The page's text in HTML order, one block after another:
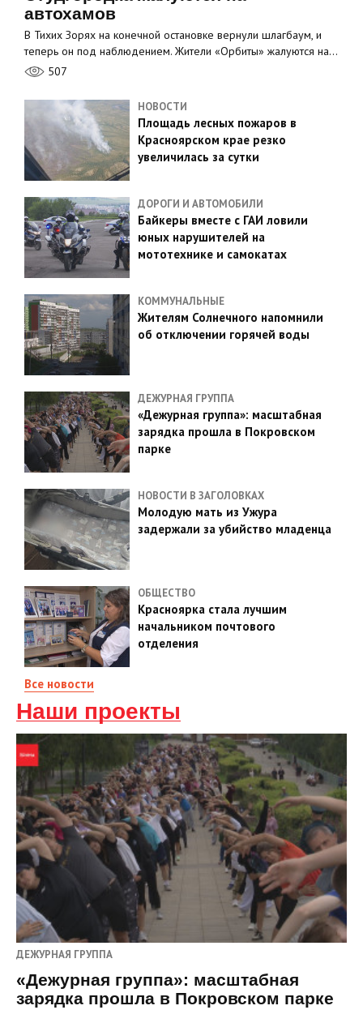
автохамов
В Тихих Зорях на конечной остановке вернули шлагбаум, и
теперь он под наблюдением. Жители «Орбиты» жалуются на…
507
НОВОСТИ
Площадь лесных пожаров в
Красноярском крае резко
увеличилась за сутки
ДОРОГИ И АВТОМОБИЛИ
Байкеры вместе с ГАИ ловили
юных нарушителей на
мототехнике и самокатах
КОММУНАЛЬНЫЕ
Жителям Солнечного напомнили
об отключении горячей воды
ДЕЖУРНАЯ ГРУППА
«Дежурная группа»: масштабная
зарядка прошла в Покровском
парке
НОВОСТИ В ЗАГОЛОВКАХ
Молодую мать из Ужура
задержали за убийство младенца
ОБЩЕСТВО
Красноярка стала лучшим
начальником почтового
отделения
Все новости
Наши проекты
ДЕЖУРНАЯ ГРУППА
«Дежурная группа»: масштабная
зарядка прошла в Покровском парке